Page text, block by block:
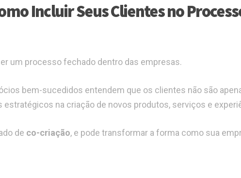
Incluir Seus Clientes no
um processo fechado dentro das empresas.
bem-sucedidos entendem que os clientes não são
estratégicos na criação de novos produtos, serviços e
de co-criação, e pode transformar a forma como sua